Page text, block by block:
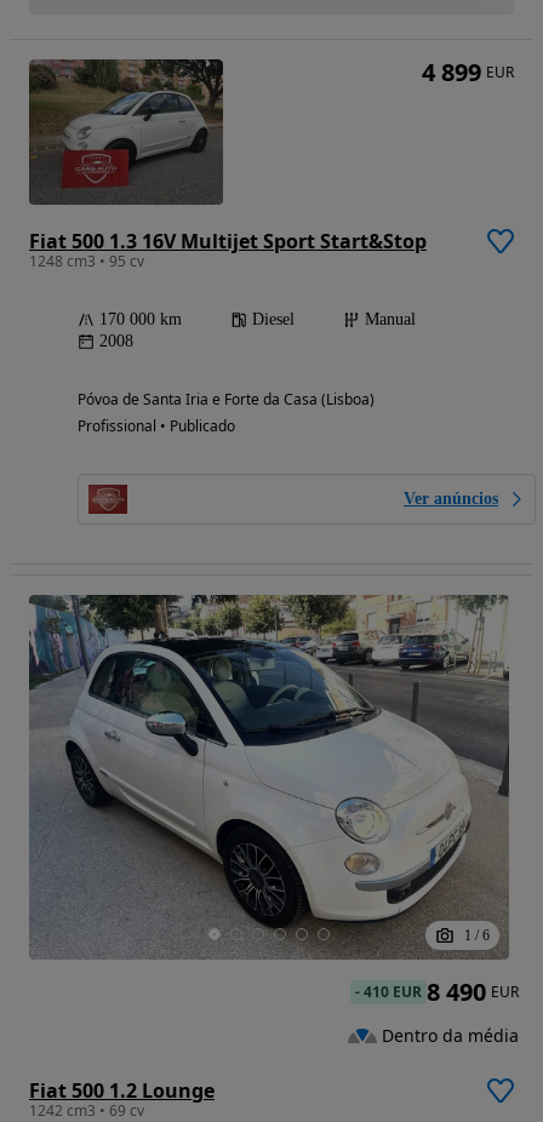
Fiat 500 1.3 16V Multijet Sport Start&Stop
1248 cm3 • 95 cv
170 000 km Diesel
Manual
2008
Póvoa de Santa Iria e Forte da Casa (Lisboa)
Profissional • Publicado
Ver anúncios
4 899 EUR
1 / 6
Fiat 500 1.2 Lounge
1242 cm3 • 69 cv
-410 EUR 8 490 EUR
Dentro da média